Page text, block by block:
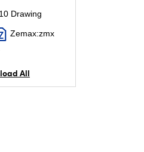
Drawing
Zemax:zmx
All